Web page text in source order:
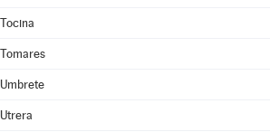
Tocina
Tomares
Umbrete
Utrera